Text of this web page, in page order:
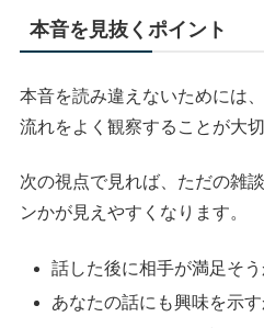
本音を見抜くポイント
本音を読み違えないためには
流れをよく観察することが大切
次の視点で見れば、ただの雑
ンかが見えやすくなります。
話した後に相手が満足そ
あなたの話にも興味を示